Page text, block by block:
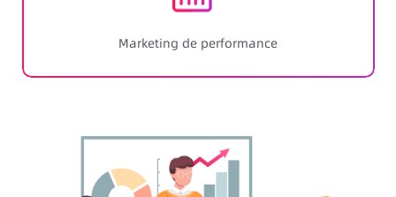
Marketing de performance